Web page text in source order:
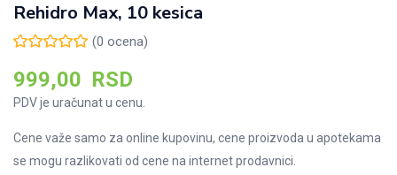
Rehidro Max, 10 kesica
(0 ocena)
999,00 RSD
PDV je uračunat u cenu.
Cene važe samo za online kupovinu, cene proizvoda u apotekama
se mogu razlikovati od cene na internet prodavnici.